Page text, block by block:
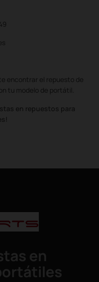
encontrar el repuesto de
tu modelo de portátil.
en repuestos para
en